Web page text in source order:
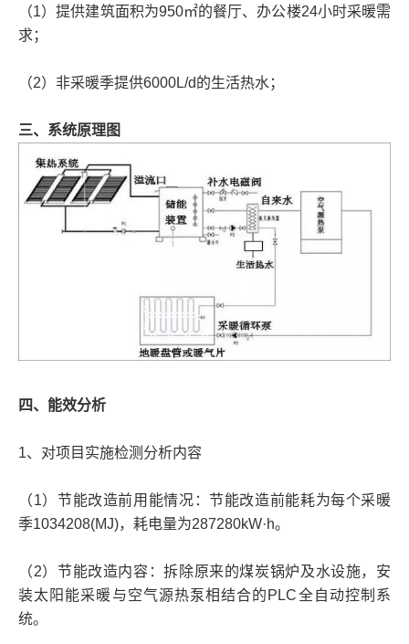
（1）提供建筑面积为950㎡的餐厅、办公楼24小时采暖需
求；
（2）非采暖季提供6000L/d的生活热水；
三、系统原理图
四、能效分析
1、对项目实施检测分析内容
（1）节能改造前用能情况：节能改造前能耗为每个采暖
季1034208(MJ)，耗电量为287280kW·h。
（2）节能改造内容：拆除原来的煤炭锅炉及水设施，安
装太阳能采暖与空气源热泵相结合的PLC全自动控制系
统。